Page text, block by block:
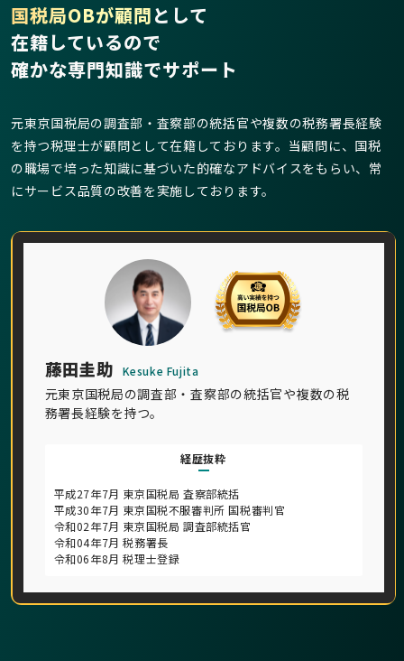
藤田圭助 Kesuke Fujita
元東京国税局の調査部・査察部の統括官や複数の税
務署長経験を持つ。
経歴抜粋
平成27年7月 東京国税局 査察部統括
平成30年7月 東京国税不服審判所 国税審判官
令和02年7月 東京国税局 調査部統括官
令和04年7月 税務署長
令和06年8月 税理士登録
国税局OBが顧問として
在籍しているので
確かな専門知識でサポート
元東京国税局の調査部・査察部の統括官や複数の税務署長経験
を持つ税理士が顧問として在籍しております。当顧問に、国税
の職場で培った知識に基づいた的確なアドバイスをもらい、常
にサービス品質の改善を実施しております。